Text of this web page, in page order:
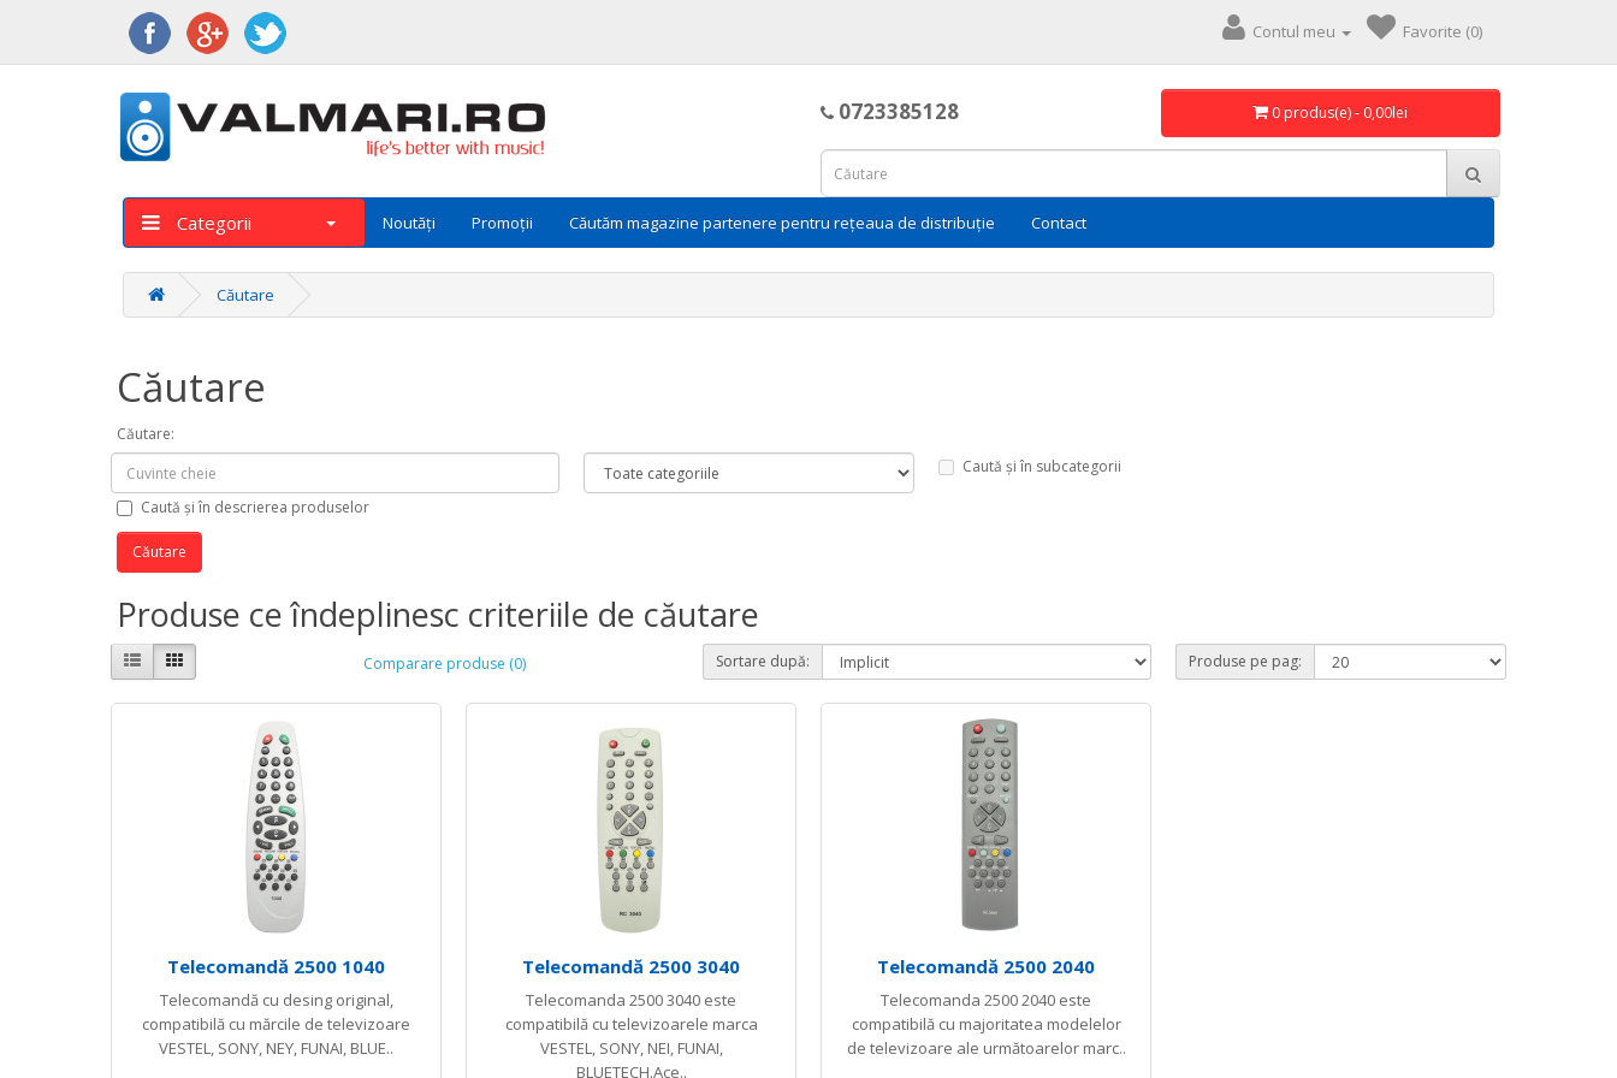
Contul meu Favorite (0)
0723385128 0 produs(e) - 0,00lei
Categorii Noutăți Promoții Căutăm magazine partenere pentru rețeaua de distribuție Contact
Căutare
Căutare
Căutare:
Caută și în subcategorii
Caută și în descrierea produselor
Produse ce îndeplinesc criteriile de căutare
Comparare produse (0) Sortare după: Produse pe pag:
Telecomandă 2500 1040
Telecomandă cu desing original,
compatibilă cu mărcile de televizoare
VESTEL, SONY, NEY, FUNAI, BLUE..
Telecomandă 2500 3040
Telecomanda 2500 3040 este
compatibilă cu televizoarele marca
VESTEL, SONY, NEI, FUNAI,
BLUETECH.Ace..
Telecomandă 2500 2040
Telecomanda 2500 2040 este
compatibilă cu majoritatea modelelor
de televizoare ale următoarelor marc..